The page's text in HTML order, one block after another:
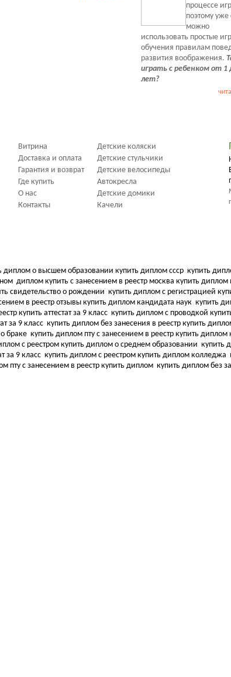
процессе
поэтому уже
можно
использовать простые
обучения правилам
развития воображения.
играть с ребенком от 1
лет?
Витрина
Доставка и оплата
Гарантия и возврат
Где купить
О нас
Контакты
Детские коляски
Детские стульчики
Детские велосипеды
Автокресла
Детские домики
Качели
диплом о высшем образовании купить диплом ссср купить
диплом купить с занесением в реестр москва купить диплом
свидетельство о рождении купить диплом с регистрацией
в реестр отзывы купить диплом кандидата наук купить
купить аттестат за 9 класс купить диплом с проводкой
за 9 класс купить диплом без занесения в реестр купить
браке купить диплом пту с занесением в реестр купить диплом
с реестром купить диплом о среднем образовании купить
за 9 класс купить диплом с реестром купить диплом колледжа
пту с занесением в реестр купить диплом купить диплом без